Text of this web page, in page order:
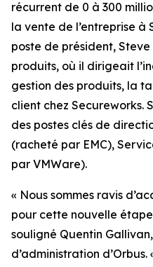
récurrent de 0 à 300
la vente de l’entreprise à
poste de président,
produits, où il dirigeait
gestion des produits, la
client chez Secureworks.
des postes clés de
(racheté par EMC),
par VMWare).
« Nous sommes ravis
pour cette nouvelle
souligné Quentin
d’administration d’Orbus.